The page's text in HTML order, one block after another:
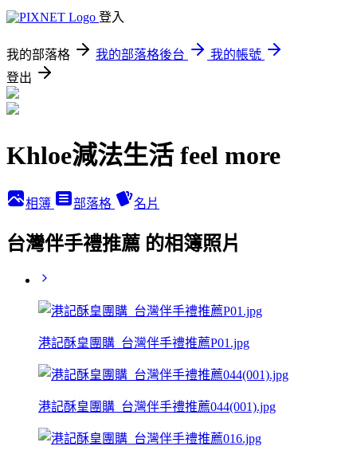
登入
我的部落格 我的部落格後台
我的帳號
登出
Khloe減法生活 feel more
相簿 部落格 名片
台灣伴手禮推薦 的相簿照片
港記酥皇團購_台灣伴手禮推薦P01.jpg
港記酥皇團購_台灣伴手禮推薦044(001).jpg